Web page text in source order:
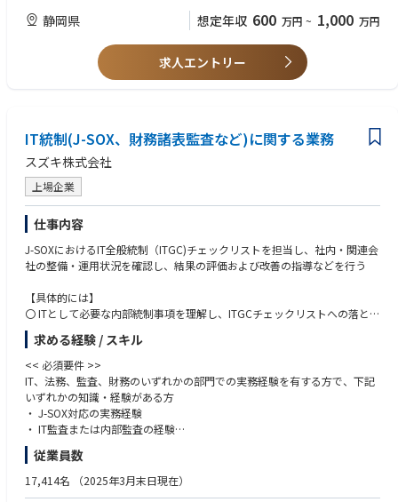
OJTで業務の立ち上がりをサポートします。
ISO27001講習への派遣など、各自のご経験や状況に応じて、社内外の研修
・自己研鑽プログラム：英会話やプログラミング、その他業務で必要な知
識、ビジネススキルなど受講できるものなど多数あります。
<< キャリアプラン >>
【役職】係長、将来的に管理職へとキャリアアップすることができます。
【身に着けられる知識・技術】ITシステムの統制手法、しくみ、業務シス
テムにおける業務手順など
【環境】 基本は浜松駅北オフィス勤務です。個人の裁量により在宅勤務も
利用可能です。
<< スズキならではの仕事のやりがい >>
・車両製造に必要な情報セキュリティに関する法令に対応します。
・全国の販売代理店に関するセキュリティ業務もあり、地域ごとの特色あ
る対応事項を経験できます。
・海外法令への対応もあるため、海外とのやり取りもあります。
（情報処理安全確保支援士、情報セキュリティマネジメント、基本/応用
情報技術者試験、各種高度情報処理試験(システム監査技術者など)他）
・法務や財務に関する業務の経験がある方歓迎します
・ISO27001等の認証規格対応の業務経験がある方
≪必須となるTOEICスコア・語学力水準≫
・TOEIC500点以上
・または海外との英語でのメールのやり取りが支障なくできるレベル
≪求める人物像≫
活動力のあるかた歓迎いたします。
静岡県 想定年収 600 万円 ~ 1,000 万円
求人エントリー
IT統制(J-SOX、財務諸表監査など)に関する業務
スズキ株式会社
上場企業
仕事内容
J-SOXにおけるIT全般統制（ITGC)チェックリストを担当し、社内・関連会
社の整備・運用状況を確認し、結果の評価および改善の指導などを行う
【具体的には】
〇 ITとして必要な内部統制事項を理解し、ITGCチェックリストへの落とし
込み
〇特に重要な内部統制事項に関する運用テストの準備、実施及び評価
〇 約100社の国内外の関連会社へのリスト展開
〇 収集したリストの内容確認と不備の項目についての改善指導
〇識別された不備への改善指導や改善後の評価
〇作業進捗や課題等の状況報告と、対策の推進
・ITの視点からガバナンスを強化し、同社の事業環境を進める上での基盤
を強化していきます
・ガバナンスの活動を通じて業務や会社の課題点を整理し、業務の改善を
求める経験 / スキル
<< 必須要件 >>
IT、法務、監査、財務のいずれかの部門での実務経験を有する方で、下記
いずれかの知識・経験がある方
・ J-SOX対応の実務経験
・ IT監査または内部監査の経験
・ 情報セキュリティに関する知識
・ ISO27001などのISO認証取得・維持業務の経験
・ ITリスク評価の実務経験
従業員数
17,414名 （2025年3月末日現在）